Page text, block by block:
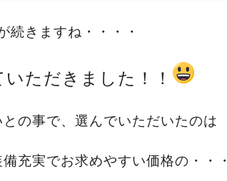
続きますね・・・・
ただきました！！
の事で、選んでいただいたのは
備充実でお求めやすい価格の・・・